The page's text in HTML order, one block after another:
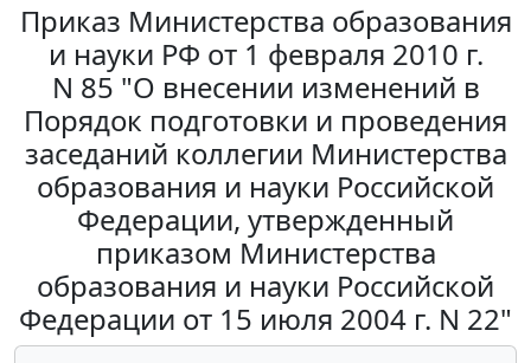
Приказ Министерства образования
и науки РФ от 1 февраля 2010 г.
N 85 "О внесении изменений в
Порядок подготовки и проведения
заседаний коллегии Министерства
образования и науки Российской
Федерации, утвержденный
приказом Министерства
образования и науки Российской
Федерации от 15 июля 2004 г. N 22"